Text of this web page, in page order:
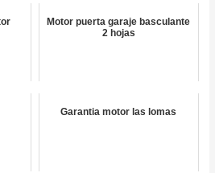
Motor puerta garaje basculante
2 hojas
Garantia motor las lomas